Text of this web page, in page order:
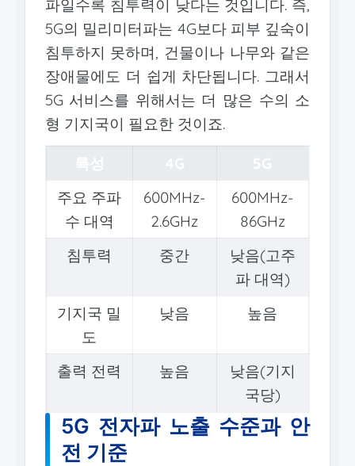
파일수록 침투력이 낮다는 것입니다. 즉,
5G의 밀리미터파는 4G보다 피부 깊숙이
침투하지 못하며, 건물이나 나무와 같은
장애물에도 더 쉽게 차단됩니다. 그래서
5G 서비스를 위해서는 더 많은 수의 소
형 기지국이 필요한 것이죠.
주요 주파
수 대역
600MHz-
2.6GHz
600MHz-
86GHz
침투력
중간
낮음(고주
파 대역)
기지국 밀
도
낮음 높음
출력 전력 높음
낮음(기지
국당)
5G 전자파 노출 수준과 안
전 기준